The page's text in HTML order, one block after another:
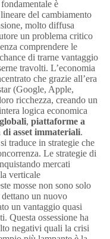
è
del cambiamento
molto diffusa
un problema critico
comprendere le
di trarne vantaggio
travolti. L’economia
che grazie all’era
(Google, Apple,
ricchezza, creando un
logica economica
, piattaforme a
di asset immateriali.
traduce in strategie che
Le strategie di
mercati
verticale
mosse non sono solo
un nuovo
un vantaggio quasi
Questa ossessione ha
negativi quali la crisi